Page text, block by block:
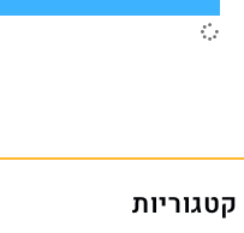
קטגוריות